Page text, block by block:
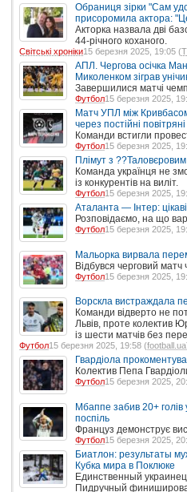
Обраниця зірки "Сам
присоромила актора:
Акторка назвала дві
44-річного коханого.
Світські хроніки15 березня 2025, 19:05 (
АПЛ. Чергова осічка
Миколенком зіграв
Завершилися матчі
Футбол15 березня 2025,
Матч УПЛ між
через постійні
Команди встигли
Футбол15 березня 2025,
Плімут з
Команда українця не
із конкурентів на виліт.
Футбол15 березня 2025,
Аталанта — Інтер:
Розповідаємо, на що
Футбол15 березня 2025,
Мальорка вирвала
Відбувся черговий матч
Футбол15 березня 2025,
Ворскла вистраждала
Команди відверто не
Львів, проте колектив
із шести матчів без
Футбол15 березня 2025, 19:58 (football.ua
Гвардіола
Колектив Пепа
Футбол15 березня 2025,
Мбаппе забив 20+ голів
поспіль
Француз демонструє
Футбол15 березня 2025,
Биатлон: результаты
Кубка мира в Поклюке
Единственный
Пидручный